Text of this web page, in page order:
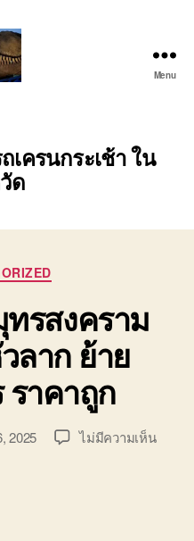
ท
พาะ
ย
ต่อ
ร
Menu
เครนกระเช้า ใน
ด
รสงคราม
ลาก ย้าย
ราคาถูก
2025 ไม่มีความเห็นบน